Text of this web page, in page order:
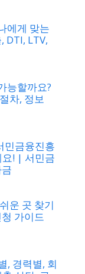
에게 맞는
DTI, LTV,
능할까요?
차, 정보
민금융진흥
! | 서민금
운 곳 찾기
가이드
, 경력별, 회